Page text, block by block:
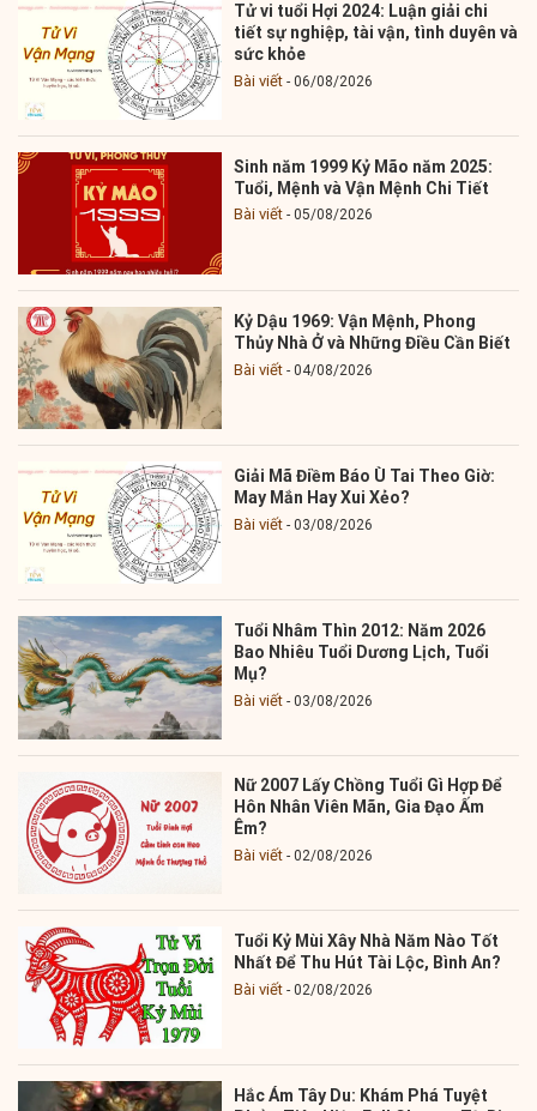
Tử vi tuổi Hợi 2024: Luận giải chi
tiết sự nghiệp, tài vận, tình duyên và
sức khỏe
Bài viết 06/08/2026
Sinh năm 1999 Kỷ Mão năm 2025:
Tuổi, Mệnh và Vận Mệnh Chi Tiết
Bài viết 05/08/2026
Kỷ Dậu 1969: Vận Mệnh, Phong
Thủy Nhà Ở và Những Điều Cần Biết
Bài viết 04/08/2026
Giải Mã Điềm Báo Ù Tai Theo Giờ:
May Mắn Hay Xui Xẻo?
Bài viết 03/08/2026
Tuổi Nhâm Thìn 2012: Năm 2026
Bao Nhiêu Tuổi Dương Lịch, Tuổi
Mụ?
Bài viết 03/08/2026
Nữ 2007 Lấy Chồng Tuổi Gì Hợp Để
Hôn Nhân Viên Mãn, Gia Đạo Ấm
Êm?
Bài viết 02/08/2026
Tuổi Kỷ Mùi Xây Nhà Năm Nào Tốt
Nhất Để Thu Hút Tài Lộc, Bình An?
Bài viết 02/08/2026
Hắc Ám Tây Du: Khám Phá Tuyệt